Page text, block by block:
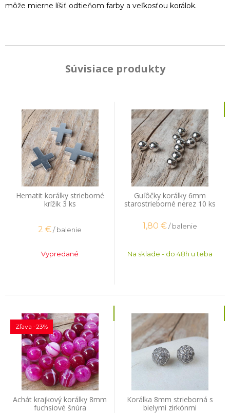
môže mierne líšiť odtieňom farby a veľkosťou korálok.
Súvisiace produkty
Hematit korálky strieborné
krížik 3 ks
2 €/ balenie
Vypredané
Guľôčky korálky 6mm
starostrieborné nerez 10 ks
1,80 €/ balenie
Na sklade - do 48h u teba
Achát krajkový korálky 8mm
fuchsiové šnúra
Zľava -23%
Korálka 8mm strieborná s
bielymi zirkónmi